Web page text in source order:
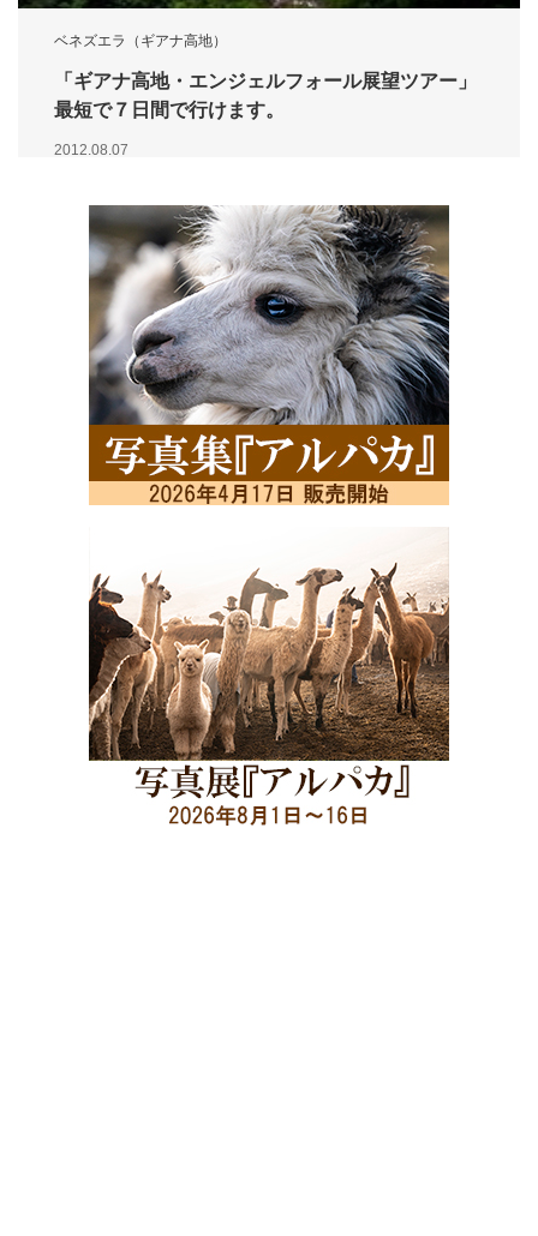
ベネズエラ（ギアナ高地）
「ギアナ高地・エンジェルフォール展望ツアー」
最短で７日間で行けます。
2012.08.07